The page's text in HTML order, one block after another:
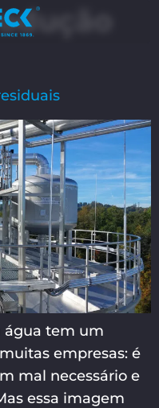
água tem um
empresas: é
mal necessário e
essa imagem